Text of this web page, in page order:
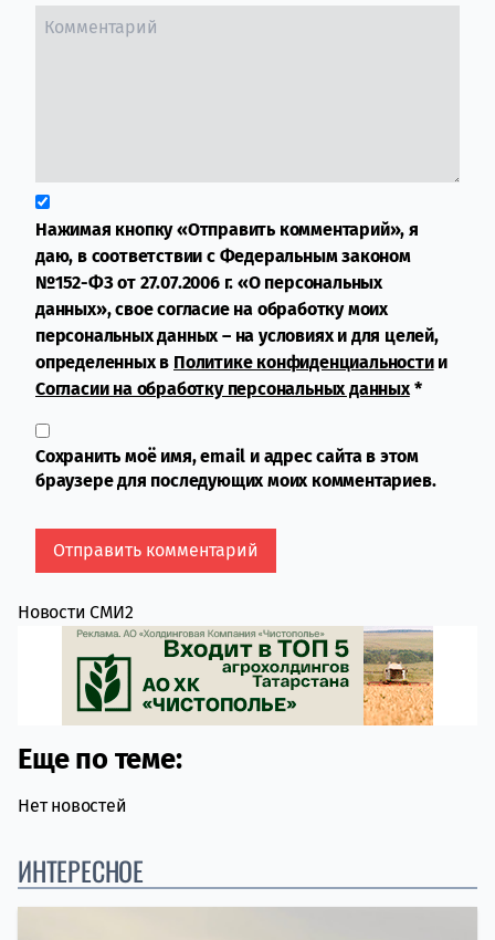
Нажимая кнопку «Отправить комментарий», я
даю, в соответствии с Федеральным законом
№152-ФЗ от 27.07.2006 г. «О персональных
данных», свое согласие на обработку моих
персональных данных – на условиях и для целей,
определенных в Политике конфиденциальностии
Согласии на обработку персональных данных*
Сохранить моё имя, email и адрес сайта в этом
браузере для последующих моих комментариев.
Новости СМИ2
Еще по теме:
Нет новостей
ИНТЕРЕСНОЕ